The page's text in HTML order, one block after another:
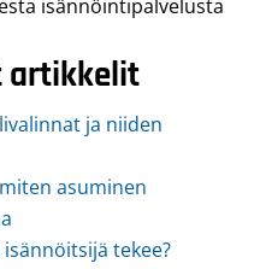
isännöintipalvelusta
artikkelit
ja niiden
asuminen
tekee?